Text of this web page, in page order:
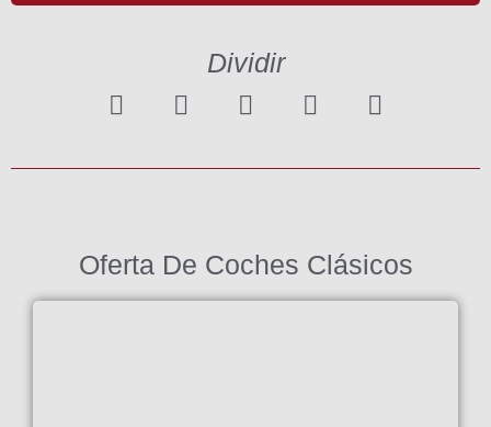
Dividir
Oferta De Coches Clásicos